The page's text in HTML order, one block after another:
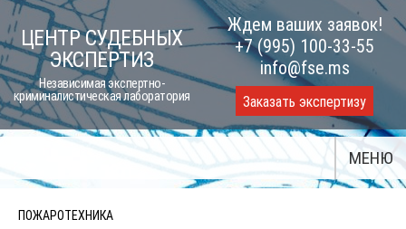
Skip
to
content
ЦЕНТР СУДЕБНЫХ
ЭКСПЕРТИЗ
Независимая экспертно-
криминалистическая лаборатория
Ждем ваших заявок!
+7 (995) 100-33-55
info@fse.ms
Заказать экспертизу
МЕНЮ
ПОЖАРОТЕХНИКА